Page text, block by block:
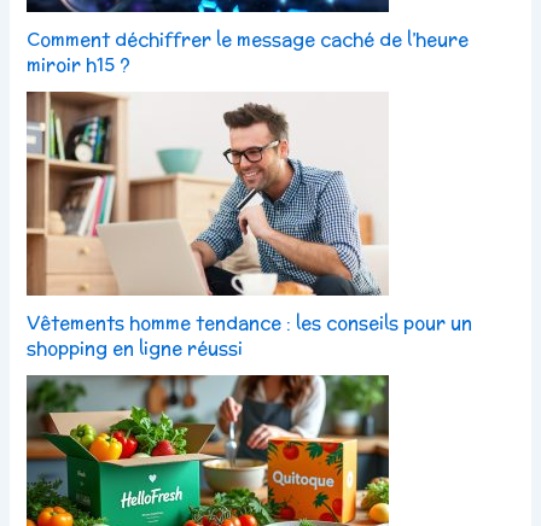
Comment déchiffrer le message caché de l’heure
miroir h15 ?
Vêtements homme tendance : les conseils pour un
shopping en ligne réussi